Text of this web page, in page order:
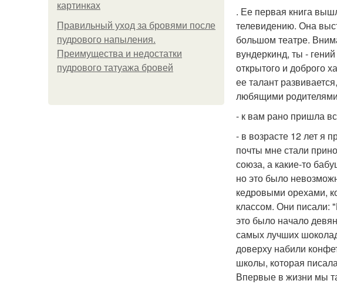
картинках
Правильный уход за бровями после
пудрового напыления.
Преимущества и недостатки
пудрового татуажа бровей
. Ее первая книга
телевидению. Она
большом театре.
вундеркинд, ты -
открытого и доброго
ее талант
любящими
- к вам рано пришла
- в возрасте 12 лет я
почты мне стали
союза, а какие-то
но это было
кедровыми орехами,
классом. Они писали:
это было начало
самых лучших
доверху набили
школы, которая
Впервые в жизни мы